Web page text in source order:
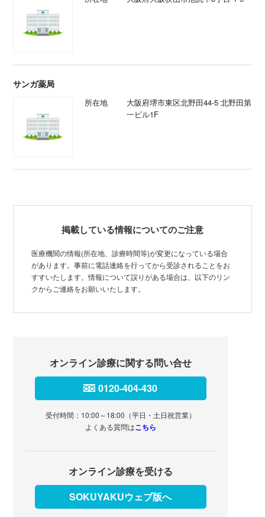
サンガ薬局
所在地
大阪府堺市東区北野田44-5 北野田第
一ビル1F
掲載している情報についてのご注意
医療機関の情報(所在地、診療時間等)が変更になっている場合
があります。事前に電話連絡を行ってから受診されることをお
すすいたします。情報について誤りがある場合は、以下のリン
クからご連絡をお願いいたします。
オンライン診療に関する問い合せ
0120-404-430
受付時間：10:00～18:00（平日・土日祝営業）
よくある質問はこちら
オンライン診療を受ける
SOKUYAKUウェブ版へ